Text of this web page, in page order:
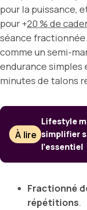
pour la puissance,
pour +20 % de
séance fractionnée
comme un semi-
endurance simples
minutes de talons
À lire
Lifestyle
simplifier
l’essentiel
Fractionné
répétitions.